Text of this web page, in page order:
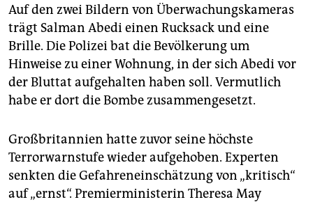
Auf den zwei Bildern von Überwachungskameras
trägt Salman Abedi einen Rucksack und eine
Brille. Die Polizei bat die Bevölkerung um
Hinweise zu einer Wohnung, in der sich Abedi vor
der Bluttat aufgehalten haben soll. Vermutlich
habe er dort die Bombe zusammengesetzt.
Großbritannien hatte zuvor seine höchste
Terrorwarnstufe wieder aufgehoben. Experten
senkten die Gefahreneinschätzung von „kritisch“
auf „ernst“. Premierministerin Theresa May